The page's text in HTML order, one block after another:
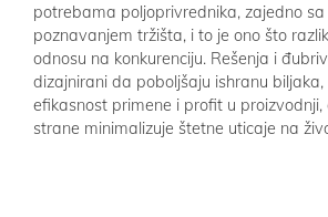
potrebama poljoprivrednika, zajedno
poznavanjem tržišta, i to je ono što
odnosu na konkurenciju. Rešenja i
dizajnirani da poboljšaju ishranu biljaka,
efikasnost primene i profit u proizvodnji,
strane minimalizuje štetne uticaje na